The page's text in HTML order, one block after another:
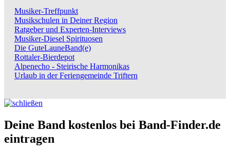
Musiker-Treffpunkt
Musikschulen in Deiner Region
Ratgeber und Experten-Interviews
Musiker-Diesel Spirituosen
Die GuteLauneBand(e)
Rottaler-Bierdepot
Alpenecho - Steirische Harmonikas
Urlaub in der Feriengemeinde Triftern
Deine Band kostenlos bei Band-Finder.de
eintragen